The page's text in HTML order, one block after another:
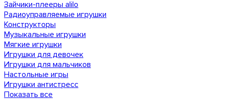
Зайчики-плееры alilo
Радиоуправляемые игрушки
Конструкторы
Музыкальные игрушки
Мягкие игрушки
Игрушки для девочек
Игрушки для мальчиков
Настольные игры
Игрушки антистресс
Показать все